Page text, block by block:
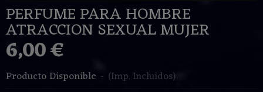
PERFUME PARA HOMBRE
ATRACCION SEXUAL MUJER
6,00 €
Producto Disponible - (Imp. Incluidos)